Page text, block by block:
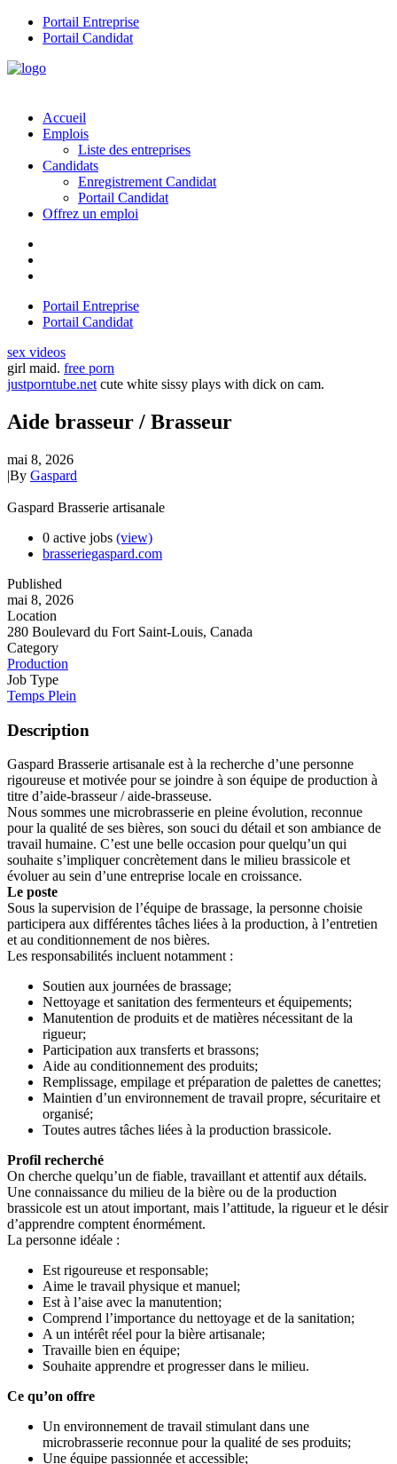
Portail Entreprise
Portail Candidat
Accueil
Emplois
Liste des entreprises
Candidats
Enregistrement Candidat
Portail Candidat
Offrez un emploi
Portail Entreprise
Portail Candidat
sex videos
girl maid. free porn
justporntube.net cute white sissy plays with dick on cam.
Aide brasseur / Brasseur
mai 8, 2026
|By Gaspard
Gaspard Brasserie artisanale
0 active jobs (view)
brasseriegaspard.com
Published
mai 8, 2026
Location
280 Boulevard du Fort Saint-Louis, Canada
Category
Production
Job Type
Temps Plein
Description
Gaspard Brasserie artisanale est à la recherche d’une personne
rigoureuse et motivée pour se joindre à son équipe de production à
titre d’aide-brasseur / aide-brasseuse.
Nous sommes une microbrasserie en pleine évolution, reconnue
pour la qualité de ses bières, son souci du détail et son ambiance de
travail humaine. C’est une belle occasion pour quelqu’un qui
souhaite s’impliquer concrètement dans le milieu brassicole et
évoluer au sein d’une entreprise locale en croissance.
Le poste
Sous la supervision de l’équipe de brassage, la personne choisie
participera aux différentes tâches liées à la production, à l’entretien
et au conditionnement de nos bières.
Les responsabilités incluent notamment :
Soutien aux journées de brassage;
Nettoyage et sanitation des fermenteurs et équipements;
Manutention de produits et de matières nécessitant de la
rigueur;
Participation aux transferts et brassons;
Aide au conditionnement des produits;
Remplissage, empilage et préparation de palettes de canettes;
Maintien d’un environnement de travail propre, sécuritaire et
organisé;
Toutes autres tâches liées à la production brassicole.
Profil recherché
On cherche quelqu’un de fiable, travaillant et attentif aux détails.
Une connaissance du milieu de la bière ou de la production
brassicole est un atout important, mais l’attitude, la rigueur et le désir
d’apprendre comptent énormément.
La personne idéale :
Est rigoureuse et responsable;
Aime le travail physique et manuel;
Est à l’aise avec la manutention;
Comprend l’importance du nettoyage et de la sanitation;
A un intérêt réel pour la bière artisanale;
Travaille bien en équipe;
Souhaite apprendre et progresser dans le milieu.
Ce qu’on offre
Un environnement de travail stimulant dans une
microbrasserie reconnue pour la qualité de ses produits;
Une équipe passionnée et accessible;